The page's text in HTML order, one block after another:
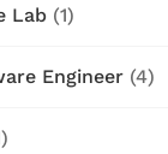
Lab (1)
Engineer (4)